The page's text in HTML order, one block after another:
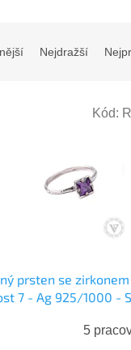
Nejdražší
prsten se
7 - Ag 925/1000 -
5
Kód: